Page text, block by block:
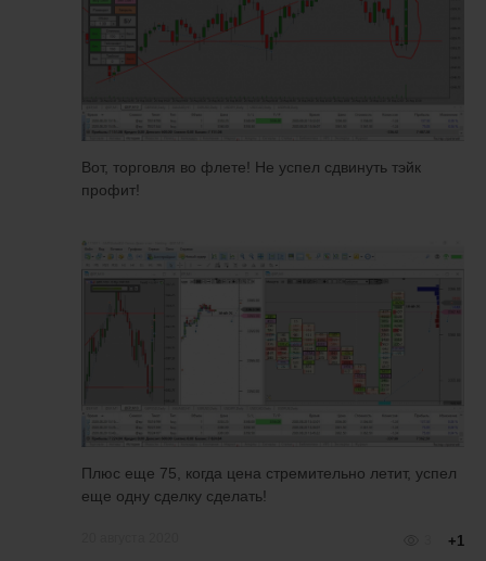
Вот, торговля во флете! Не успел сдвинуть тэйк
профит!
Плюс еще 75, когда цена стремительно летит, успел
еще одну сделку сделать!
+1